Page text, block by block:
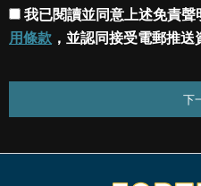
我已閱讀並同意上述免責聲
用條款 ，並認同接受電郵推